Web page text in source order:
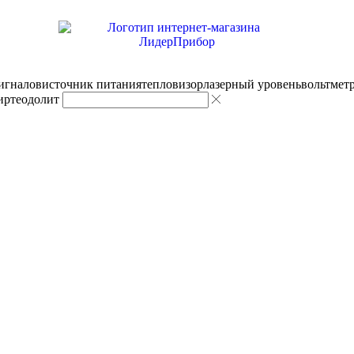
источник питаниятепловизорлазерный уровень
теодолит